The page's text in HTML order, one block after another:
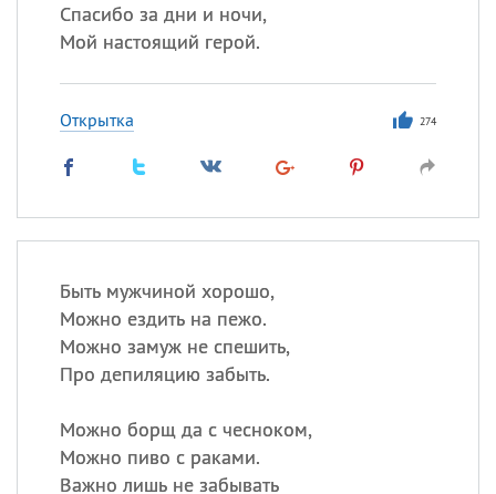
Спасибо за дни и ночи,
Мой настоящий герой.
Открытка 274
Быть мужчиной хорошо,
Можно ездить на пежо.
Можно замуж не спешить,
Про депиляцию забыть.
Можно борщ да с чесноком,
Можно пиво с раками.
Важно лишь не забывать